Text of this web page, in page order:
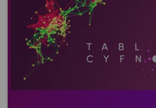
Tagiau
Cemeg
Dyma ap tabl cyfnodol cyfrwng
ffeithiau a lluniau, ac sy’n ddelfrydol i
athrawon, neu unrhyw un â diddordeb